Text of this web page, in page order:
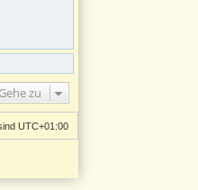
zu
UTC+01:00